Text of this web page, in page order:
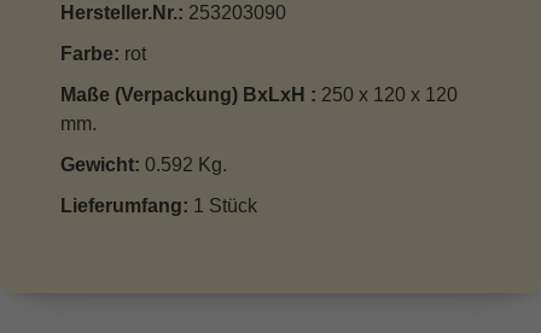
Hersteller.Nr.: 253203090
Farbe: rot
Maße (Verpackung) BxLxH : 250 x 120 x 120
mm.
Gewicht: 0.592 Kg.
Lieferumfang: 1 Stück